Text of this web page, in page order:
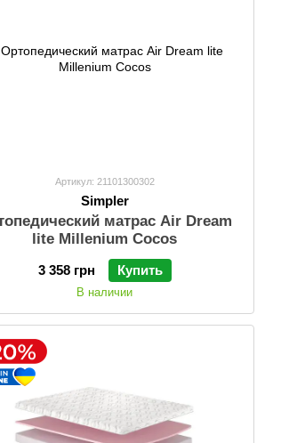
Артикул: 21101300302
Simpler
матрас Air Dream
lite Millenium Cocos
3 358 грн Купить
В наличии